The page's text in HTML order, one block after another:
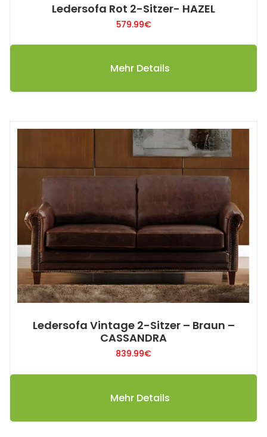
Ledersofa Rot 2-Sitzer- HAZEL
579.99€
Mehr Details
Ledersofa Vintage 2-Sitzer – Braun –
CASSANDRA
839.99€
Mehr Details